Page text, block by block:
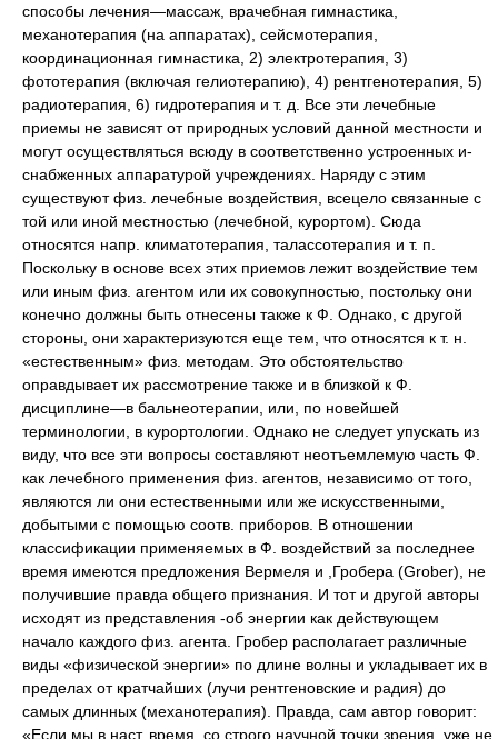
способы лечения—массаж, врачебная гимнастика,
механотерапия (на аппаратах), сейсмотерапия,
координационная гимнастика, 2) электротерапия, 3)
фототерапия (включая гелиотерапию), 4) рентгенотерапия, 5)
радиотерапия, 6) гидротерапия и т. д. Все эти лечебные
приемы не зависят от природных условий данной местности и
могут осуществляться всюду в соответственно устроенных и-
снабженных аппаратурой учреждениях. Наряду с этим
существуют физ. лечебные воздействия, всецело связанные с
той или иной местностью (лечебной, курортом). Сюда
относятся напр. климатотерапия, талассотерапия и т. п.
Поскольку в основе всех этих приемов лежит воздействие тем
или иным физ. агентом или их совокупностью, постольку они
конечно должны быть отнесены также к Ф. Однако, с другой
стороны, они характеризуются еще тем, что относятся к т. н.
«естественным» физ. методам. Это обстоятельство
оправдывает их рассмотрение также и в близкой к Ф.
дисциплине—в бальнеотерапии, или, по новейшей
терминологии, в курортологии. Однако не следует упускать из
виду, что все эти вопросы составляют неотъемлемую часть Ф.
как лечебного применения физ. агентов, независимо от того,
являются ли они естественными или же искусственными,
добытыми с помощью соотв. приборов. В отношении
классификации применяемых в Ф. воздействий за последнее
время имеются предложения Вермеля и ,Гробера (Grober), не
получившие правда общего признания. И тот и другой авторы
исходят из представления -об энергии как действующем
начало каждого физ. агента. Гробер располагает различные
виды «физической энергии» по длине волны и укладывает их в
пределах от кратчайших (лучи рентгеновские и радия) до
самых длинных (механотерапия). Правда, сам автор говорит:
«Если мы в наст, время, со строго научной точки зрения, уже не